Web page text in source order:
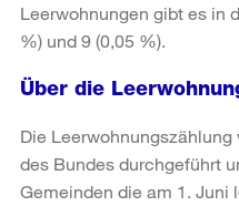
Leerwohnungen gibt es in
%) und 9 (0,05 %).
Über die
Die
des Bundes durchgeführt
Gemeinden die am 1. Juni